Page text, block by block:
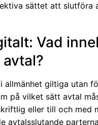
sättet att slutföra
Vad
allmänhet giltiga utan
på vilket sätt avtal
eller till och med
avtalsslutande